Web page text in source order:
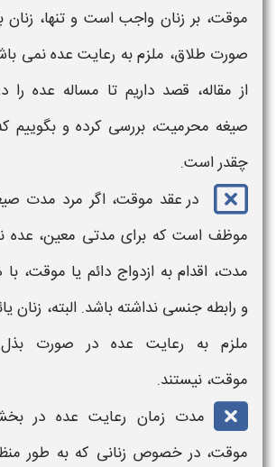
موقت، بر زنان واجب است و تنها، زنان
صورت طلاق، ملزم به رعایت عده نمی
از مقاله، قصد داریم تا مساله عده را
صیغه محرمیت، بررسی کرده و بگوییم
چقدر است.
در عقد موقت، اگر مرد مدت
موظف است که برای مدتی معین، عده
مدت، اقدام به ازدواج دائم یا موقت،
و رابطه جنسی نداشته باشد. البته، زنان
ملزم به رعایت عده در صورت
موقت، نیستند.
مدت زمان رعایت عده در
موقت، در خصوص زنانی که به طور